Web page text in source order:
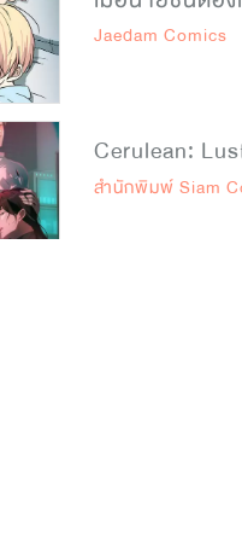
Jaedam Comics
Cerulean:
สำนักพิมพ์ Siam